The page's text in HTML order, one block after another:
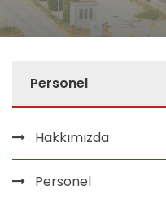
Personel
Hakkımızda
Personel